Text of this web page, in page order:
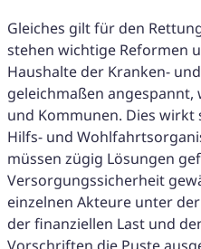
Gleiches gilt für den
stehen wichtige Reformen
Haushalte der Kranken-
geleichmaßen angespannt,
und Kommunen. Dies
Hilfs- und
müssen zügig Lösungen
Versorgungssicherheit
einzelnen Akteure unter
der finanziellen Last und